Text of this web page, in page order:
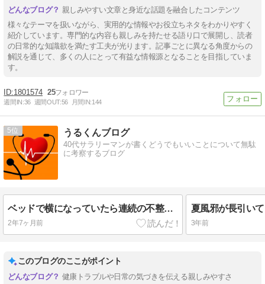
親しみやすい文章と身近な話題を融合したコンテンツ
様々なテーマを扱いながら、実用的な情報やお役立ちネタをわかりやすく
紹介しています。専門的な内容も親しみを持たせる語り口で展開し、読者
の日常的な知識欲を満たす工夫が光ります。記事ごとに異なる角度からの
解説を通じて、多くの人にとって有益な情報源となることを目指していま
す。
1801574 25
週間IN:36 週間OUT:56 月間IN:144
5 うるくんブログ
40代サラリーマンが書くどうでもいいことについて無駄
に考察するブログ
ベッドで横になっていたら連続の不整脈が襲ってきた話
2年7ヶ月前 3年前
このブログのここがポイント
健康トラブルや日常の気づきを伝える親しみやすさ